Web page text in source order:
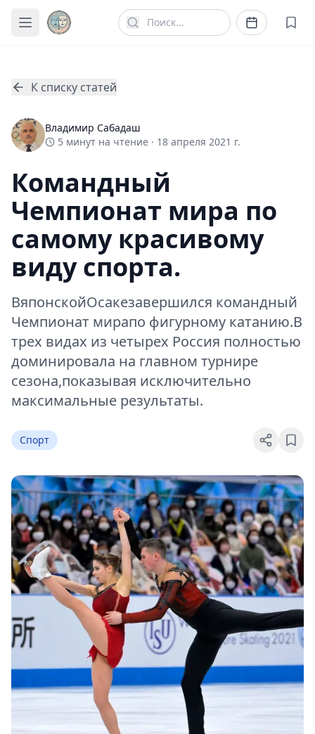
К списку статей
Владимир Сабадаш
5 минут на чтение · 18 апреля 2021 г.
Командный
Чемпионат мира по
самому красивому
виду спорта.
ВяпонскойОсакезавершился командный
Чемпионат мирапо фигурному катанию.В
трех видах из четырех Россия полностью
доминировала на главном турнире
сезона,показывая исключительно
максимальные результаты.
Спорт